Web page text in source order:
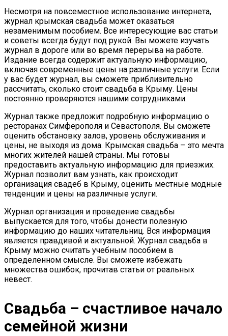
Несмотря на повсеместное использование интернета,
журнал крымская свадьба может оказаться
незаменимым пособием. Все интересующие вас статьи
и советы всегда будут под рукой. Вы можете изучать
журнал в дороге или во время перерыва на работе.
Издание всегда содержит актуальную информацию,
включая современные цены на различные услуги. Если
у вас будет журнал, вы сможете приблизительно
рассчитать, сколько стоит свадьба в Крыму. Цены
постоянно проверяются нашими сотрудниками.
Журнал также предложит подробную информацию о
ресторанах Симферополя и Севастополя. Вы сможете
оценить обстановку залов, уровень обслуживания и
цены, не выходя из дома. Крымская свадьба – это мечта
многих жителей нашей страны. Мы готовы
предоставить актуальную информацию для приезжих.
Журнал позволит вам узнать, как происходит
организация свадеб в Крыму, оценить местные модные
тенденции и цены на различные услуги.
Журнал организация и проведение свадьбы
выпускается для того, чтобы донести полезную
информацию до наших читательниц. Вся информация
является правдивой и актуальной. Журнал свадьба в
Крыму можно считать учебным пособием в
определенном смысле. Вы сможете избежать
множества ошибок, прочитав статьи от реальных
невест.
Свадьба – счастливое начало
семейной жизни